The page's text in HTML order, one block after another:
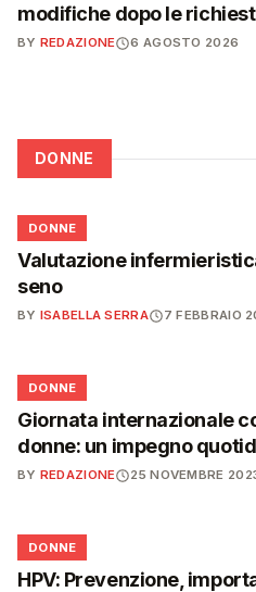
modifiche dopo le
BY REDAZIONE 6 AGOSTO 2026
DONNE
🌸
DONNE
Valutazione
seno
BY ISABELLA SERRA 7 FEBBRAIO
🌸
DONNE
Giornata internazionale
donne: un impegno
BY REDAZIONE 25 NOVEMBRE
🌸
DONNE
HPV: Prevenzione,